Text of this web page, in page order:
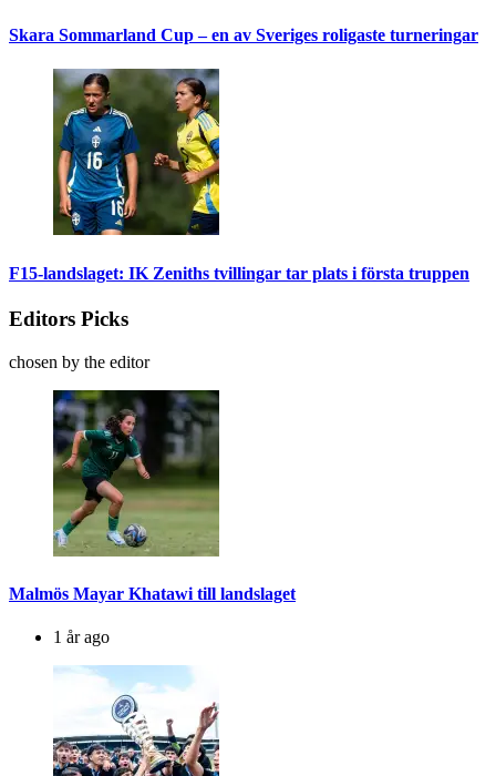
Skara Sommarland Cup – en av Sveriges roligaste turneringar
F15-landslaget: IK Zeniths tvillingar tar plats i första truppen
Editors Picks
chosen by the editor
Malmös Mayar Khatawi till landslaget
1 år ago